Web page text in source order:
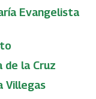
Evangelista
de la Cruz
Villegas